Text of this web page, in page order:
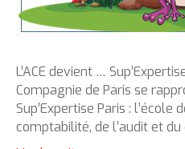
L’ACE devient …
Compagnie de Paris se
Sup’Expertise Paris : l’école
comptabilité, de l’audit et du